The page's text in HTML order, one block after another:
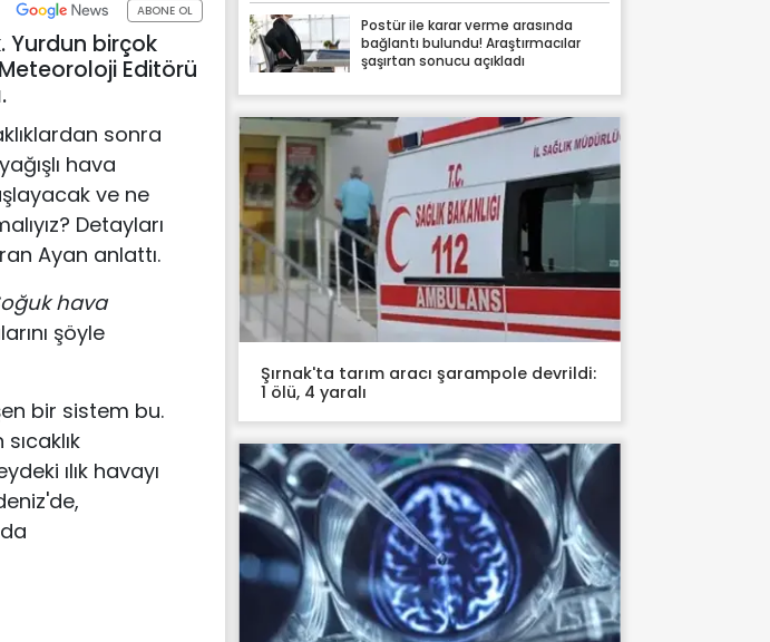
ABONE OL
Yurdun birçok
Editörü
sonra
hava
ve ne
Detayları
Ayan anlattı.
hava
şöyle
bir sistem bu.
ılık havayı
Postür ile karar verme arasında
bağlantı bulundu! Araştırmacılar
şaşırtan sonucu açıkladı
Şırnak'ta tarım aracı şarampole devrildi:
1 ölü, 4 yaralı